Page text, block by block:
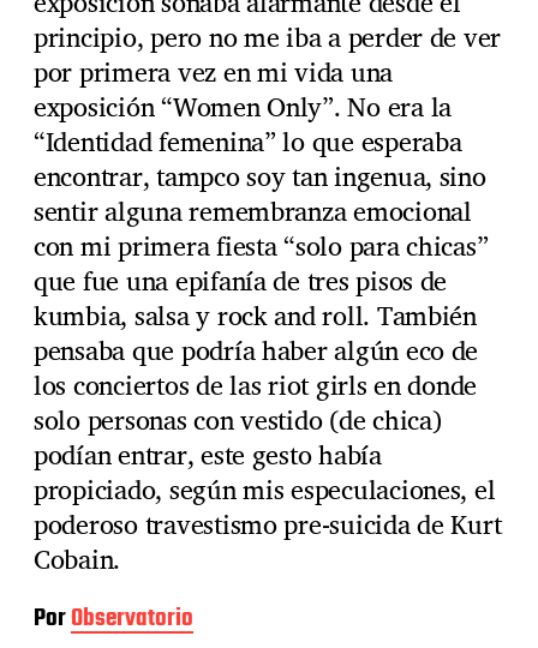
principio, pero no me iba a perder de ver
por primera vez en mi vida una
exposición “Women Only”. No era la
“Identidad femenina” lo que esperaba
encontrar, tampco soy tan ingenua, sino
sentir alguna remembranza emocional
con mi primera fiesta “solo para chicas”
que fue una epifanía de tres pisos de
kumbia, salsa y rock and roll. También
pensaba que podría haber algún eco de
los conciertos de las riot girls en donde
solo personas con vestido (de chica)
podían entrar, este gesto había
propiciado, según mis especulaciones, el
poderoso travestismo pre-suicida de Kurt
Cobain.
PorObservatorio